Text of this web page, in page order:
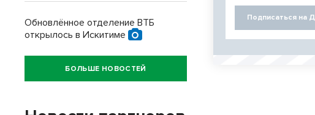
Подписаться на
Обновлённое отделение ВТБ
открылось в Искитиме
БОЛЬШЕ НОВОСТЕЙ